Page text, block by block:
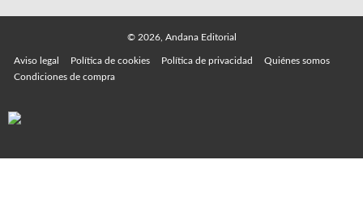
© 2026, Andana Editorial
Aviso legal Política de cookies Política de privacidad
Quiénes somos
Condiciones de compra